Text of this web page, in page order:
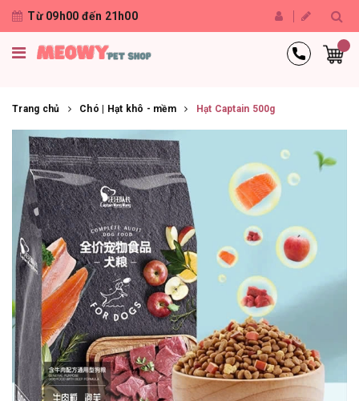
Từ 09h00 đến 21h00
Trang chủ Chó | Hạt khô - mềm Hạt Captain 500g